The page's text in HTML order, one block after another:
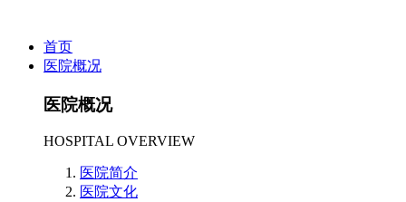
首页
医院概况
医院概况
HOSPITAL OVERVIEW
医院简介
医院文化